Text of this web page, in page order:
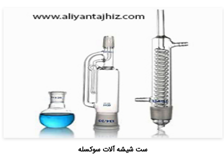
ست شیشه آلات سوکسله